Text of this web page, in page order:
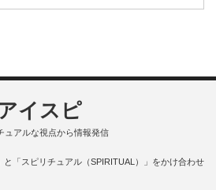
イスピ
ュアルな視点から情報発信
と「スピリチュアル（SPIRITUAL）」をかけ合わせ